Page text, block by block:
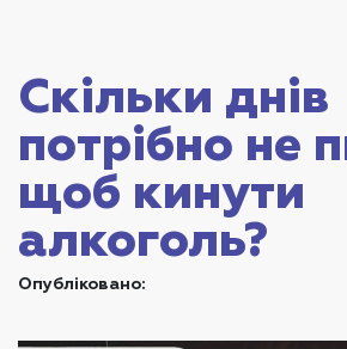
Скільки днів
потрібно не
щоб кинути
алкоголь?
Опубліковано: